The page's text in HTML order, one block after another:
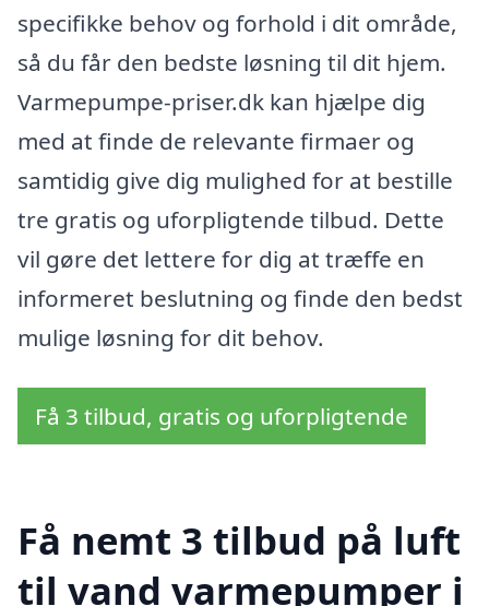
specifikke behov og forhold i dit område,
så du får den bedste løsning til dit hjem.
Varmepumpe-priser.dk kan hjælpe dig
med at finde de relevante firmaer og
samtidig give dig mulighed for at bestille
tre gratis og uforpligtende tilbud. Dette
vil gøre det lettere for dig at træffe en
informeret beslutning og finde den bedst
mulige løsning for dit behov.
Få 3 tilbud, gratis og uforpligtende
Få nemt 3 tilbud på luft
til vand varmepumper i